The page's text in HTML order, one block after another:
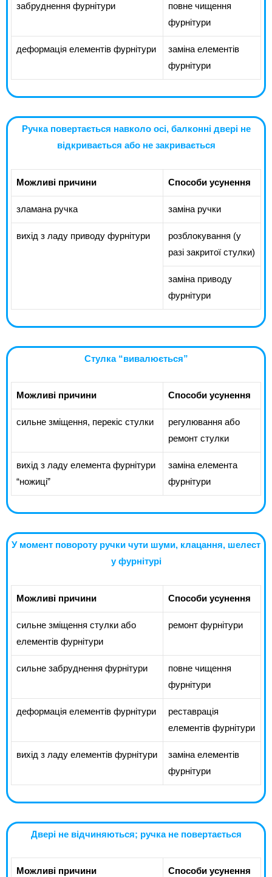
забруднення фурнітури
повне чищення
фурнітури
деформація елементів фурнітури
заміна елементів
фурнітури
Ручка повертається навколо осі, балконні двері не
відкривається або не закривається
Можливі причини Способи усунення
зламана ручка заміна ручки
вихід з ладу приводу фурнітури
розблокування (у
разі закритої стулки)
заміна приводу
фурнітури
Стулка “вивалюється”
Можливі причини Способи усунення
сильне зміщення, перекіс стулки
регулювання або
ремонт стулки
вихід з ладу елемента фурнітури
“ножиці”
заміна елемента
фурнітури
У момент повороту ручки чути шуми, клацання, шелест
у фурнітурі
Можливі причини Способи усунення
сильне зміщення стулки або
елементів фурнітури
ремонт фурнітури
сильне забруднення фурнітури
повне чищення
фурнітури
деформація елементів фурнітури
реставрація
елементів фурнітури
вихід з ладу елементів фурнітури
заміна елементів
фурнітури
Двері не відчиняються; ручка не повертається
Можливі причини Способи усунення